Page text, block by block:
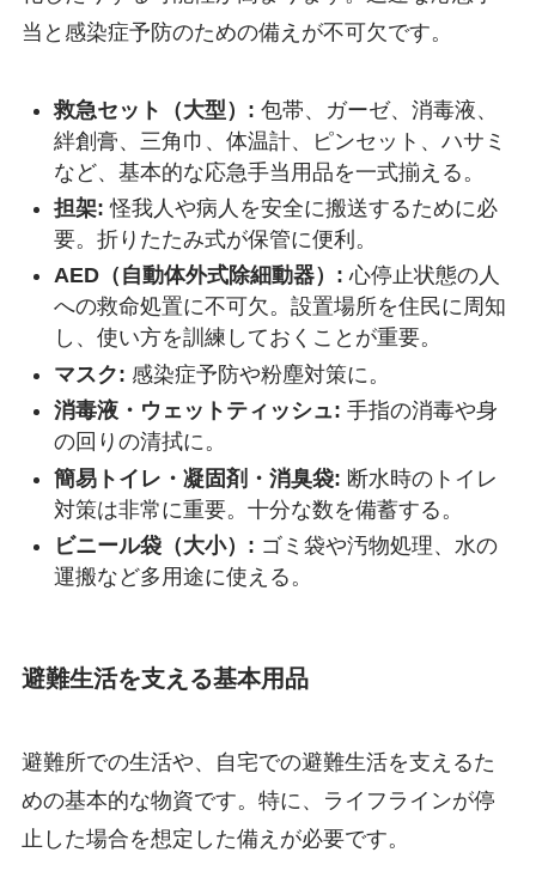
当と感染症予防のための備えが不可欠です。
救急セット（大型）: 包帯、ガーゼ、消毒液、
絆創膏、三角巾、体温計、ピンセット、ハサミ
など、基本的な応急手当用品を一式揃える。
担架: 怪我人や病人を安全に搬送するために必
要。折りたたみ式が保管に便利。
AED（自動体外式除細動器）: 心停止状態の人
への救命処置に不可欠。設置場所を住民に周知
し、使い方を訓練しておくことが重要。
マスク: 感染症予防や粉塵対策に。
消毒液・ウェットティッシュ: 手指の消毒や身
の回りの清拭に。
簡易トイレ・凝固剤・消臭袋: 断水時のトイレ
対策は非常に重要。十分な数を備蓄する。
ビニール袋（大小）: ゴミ袋や汚物処理、水の
運搬など多用途に使える。
避難生活を支える基本用品
避難所での生活や、自宅での避難生活を支えるた
めの基本的な物資です。特に、ライフラインが停
止した場合を想定した備えが必要です。